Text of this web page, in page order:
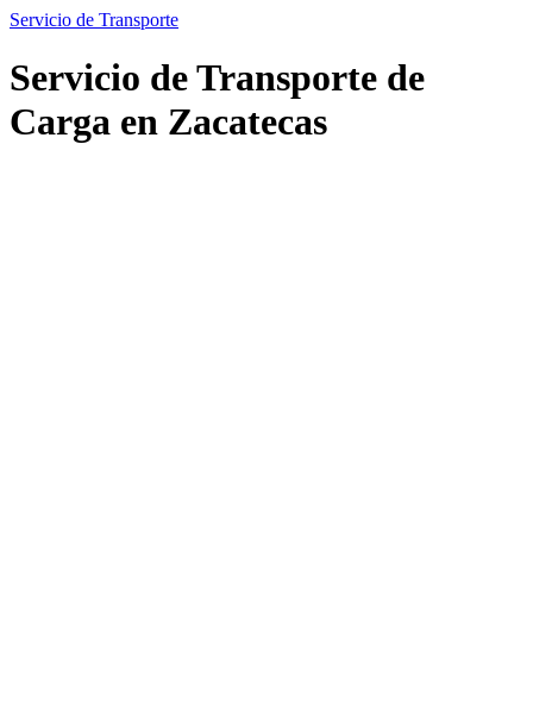
Servicio de Transporte
Servicio de Transporte de
Carga en Zacatecas